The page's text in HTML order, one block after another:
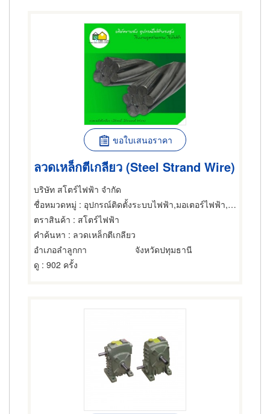
ขอใบเสนอราคา
ลวดเหล็กตีเกลียว (Steel Strand Wire)
บริษัท สโตร์ไฟฟ้า จำกัด
ชื่อหมวดหมู่ : อุปกรณ์ติดตั้งระบบไฟฟ้า,มอเตอร์ไฟฟ้า,ผู้รับเหมาติดตั้งไฟฟ้าแรงสูง
ตราสินค้า : สโตร์ไฟฟ้า
คำค้นหา : ลวดเหล็กตีเกลียว
อำเภอลำลูกกา
จังหวัดปทุมธานี
ดู : 902 ครั้ง